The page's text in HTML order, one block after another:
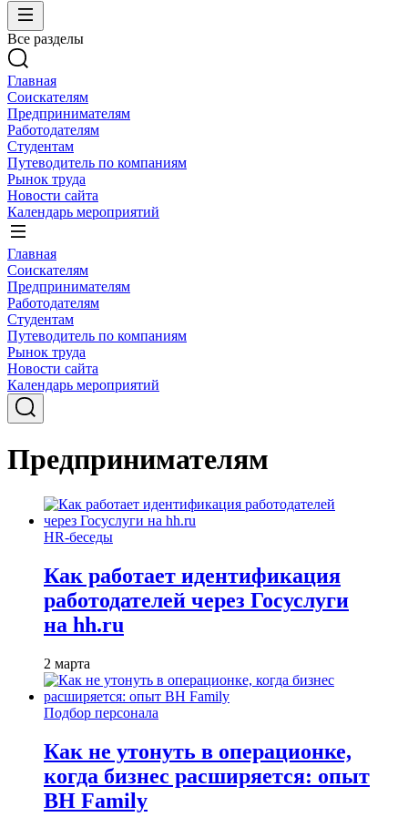
Все разделы
Главная
Соискателям
Предпринимателям
Работодателям
Студентам
Путеводитель по компаниям
Рынок труда
Новости сайта
Календарь мероприятий
Главная
Соискателям
Предпринимателям
Работодателям
Студентам
Путеводитель по компаниям
Рынок труда
Новости сайта
Календарь мероприятий
Предпринимателям
HR-беседы
Как работает идентификация
работодателей через Госуслуги
на hh.ru
2 марта
Подбор персонала
Как не утонуть в операционке,
когда бизнес расширяется: опыт
BH Family